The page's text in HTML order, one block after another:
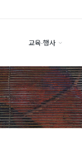
교육·행사